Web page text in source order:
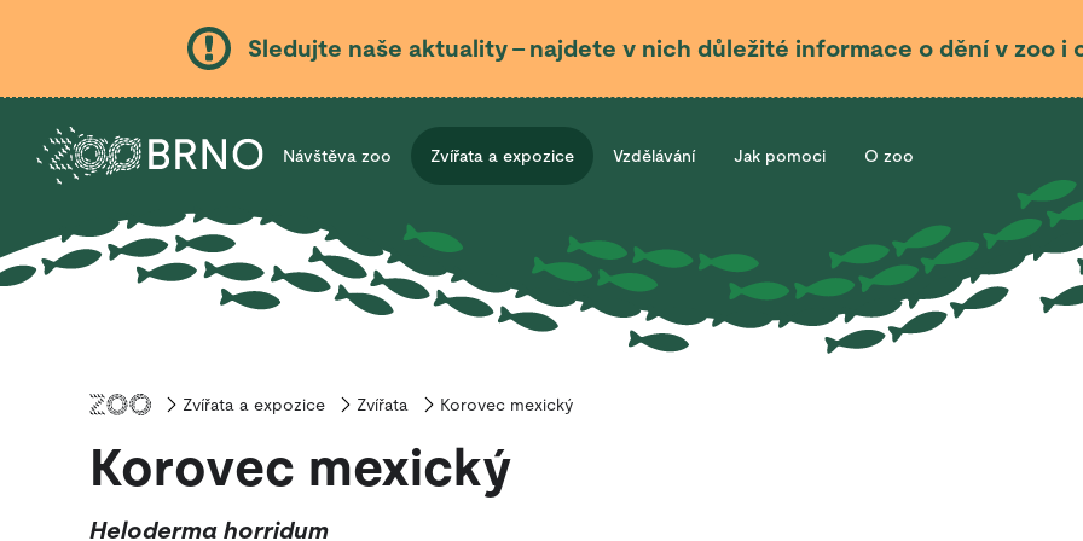
Sledujte naše aktuality – najdete v nich důležité informace o dění v zoo i
Návštěva zoo Zvířata a expozice Vzdělávání Jak pomoci O zoo
Úvod
Zvířata a expozice Zvířata Korovec mexický
Korovec mexický
Heloderma horridum